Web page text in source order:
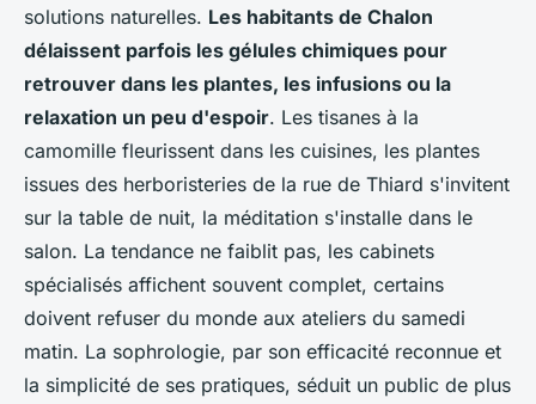
solutions naturelles. Les habitants de Chalon
délaissent parfois les gélules chimiques pour
retrouver dans les plantes, les infusions ou la
relaxation un peu d'espoir. Les tisanes à la
camomille fleurissent dans les cuisines, les plantes
issues des herboristeries de la rue de Thiard s'invitent
sur la table de nuit, la méditation s'installe dans le
salon. La tendance ne faiblit pas, les cabinets
spécialisés affichent souvent complet, certains
doivent refuser du monde aux ateliers du samedi
matin. La sophrologie, par son efficacité reconnue et
la simplicité de ses pratiques, séduit un public de plus